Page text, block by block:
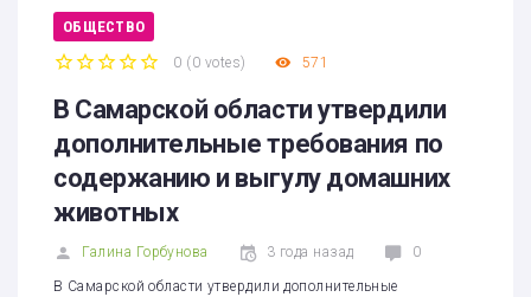
ОБЩЕСТВО
0 ( 0 votes) 571
В Самарской области утвердили
дополнительные требования по
содержанию и выгулу домашних
животных
Галина Горбунова 3 года назад 0
В Самарской области утвердили дополнительные